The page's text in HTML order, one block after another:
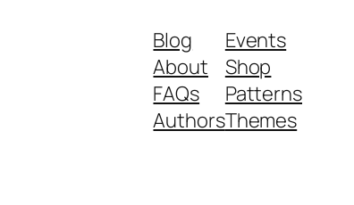
Blog
About
FAQs
Authors
Events
Shop
Patterns
Themes